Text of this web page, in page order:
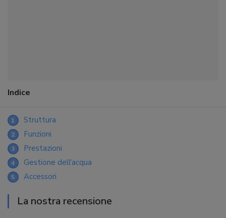
Indice
1 Struttura
2 Funzioni
3 Prestazioni
4 Gestione dell'acqua
5 Accessori
La nostra recensione